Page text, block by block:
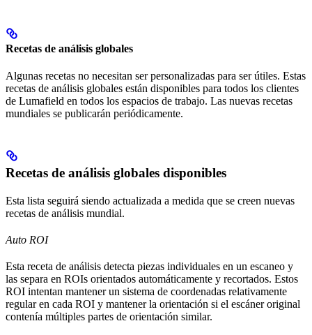
Recetas de análisis globales
Algunas recetas no necesitan ser personalizadas para ser útiles. Estas
recetas de análisis globales están disponibles para todos los clientes
de Lumafield en todos los espacios de trabajo. Las nuevas recetas
mundiales se publicarán periódicamente.
Recetas de análisis globales disponibles
Esta lista seguirá siendo actualizada a medida que se creen nuevas
recetas de análisis mundial.
Auto ROI
Esta receta de análisis detecta piezas individuales en un escaneo y
las separa en ROIs orientados automáticamente y recortados. Estos
ROI intentan mantener un sistema de coordenadas relativamente
regular en cada ROI y mantener la orientación si el escáner original
contenía múltiples partes de orientación similar.